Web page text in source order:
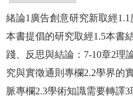
緒論1廣告創意研究新取經
本書提倡的研究取經1.5本書
踐、反思與結論：7-10章2理
究與實徵通則專欄2.2學界的
脈專欄2.3學術知識需要轉譯